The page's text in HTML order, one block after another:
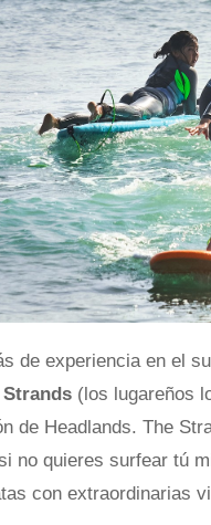
de experiencia en el
Strands (los lugareños
de Headlands. The
no quieres surfear tú
con extraordinarias